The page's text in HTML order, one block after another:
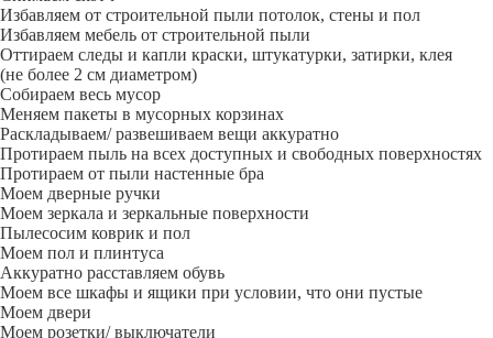
Избавляем от строительной пыли потолок, стены и пол
Избавляем мебель от строительной пыли
Оттираем следы и капли краски, штукатурки, затирки, клея
(не более 2 см диаметром)
Собираем весь мусор
Меняем пакеты в мусорных корзинах
Раскладываем/ развешиваем вещи аккуратно
Протираем пыль на всех доступных и свободных поверхностях
Протираем от пыли настенные бра
Моем дверные ручки
Моем зеркала и зеркальные поверхности
Пылесосим коврик и пол
Моем пол и плинтуса
Аккуратно расставляем обувь
Моем все шкафы и ящики при условии, что они пустые
Моем двери
Моем розетки/ выключатели